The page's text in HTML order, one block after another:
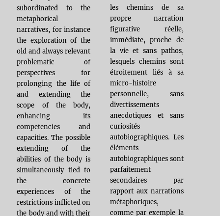
subordinated to the
metaphorical
narratives, for instance
the exploration of the
old and always relevant
problematic of
perspectives for
prolonging the life of
and extending the
scope of the body,
enhancing its
competencies and
capacities. The possible
extending of the
abilities of the body is
simultaneously tied to
the concrete
experiences of the
restrictions inflicted on
the body and with their
les chemins de sa
propre narration
figurative réelle,
immédiate, proche de
la vie et sans pathos,
lesquels chemins sont
étroitement liés à sa
micro-histoire
personnelle, sans
divertissements
anecdotiques et sans
curiosités
autobiographiques. Les
éléments
autobiographiques sont
parfaitement
secondaires par
rapport aux narrations
métaphoriques,
comme par exemple la